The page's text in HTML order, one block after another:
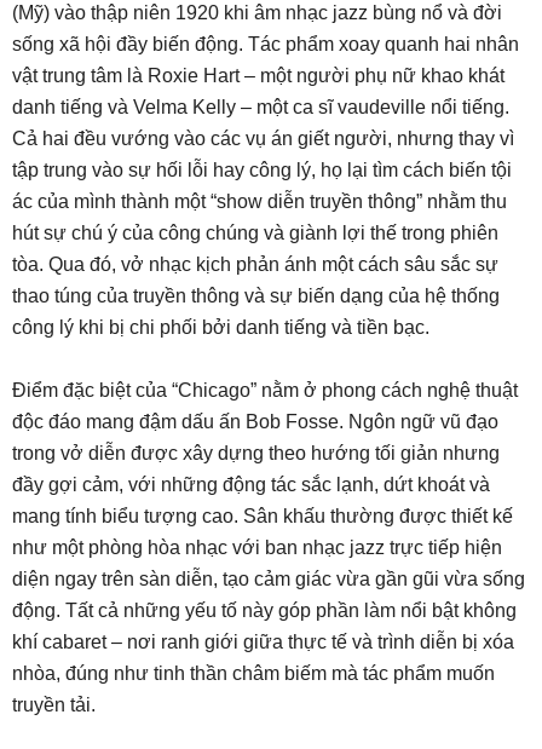
(Mỹ) vào thập niên 1920 khi âm nhạc jazz bùng nổ và đời
sống xã hội đầy biến động. Tác phẩm xoay quanh hai nhân
vật trung tâm là Roxie Hart – một người phụ nữ khao khát
danh tiếng và Velma Kelly – một ca sĩ vaudeville nổi tiếng.
Cả hai đều vướng vào các vụ án giết người, nhưng thay vì
tập trung vào sự hối lỗi hay công lý, họ lại tìm cách biến tội
ác của mình thành một “show diễn truyền thông” nhằm thu
hút sự chú ý của công chúng và giành lợi thế trong phiên
tòa. Qua đó, vở nhạc kịch phản ánh một cách sâu sắc sự
thao túng của truyền thông và sự biến dạng của hệ thống
công lý khi bị chi phối bởi danh tiếng và tiền bạc.
Điểm đặc biệt của “Chicago” nằm ở phong cách nghệ thuật
độc đáo mang đậm dấu ấn Bob Fosse. Ngôn ngữ vũ đạo
trong vở diễn được xây dựng theo hướng tối giản nhưng
đầy gợi cảm, với những động tác sắc lạnh, dứt khoát và
mang tính biểu tượng cao. Sân khấu thường được thiết kế
như một phòng hòa nhạc với ban nhạc jazz trực tiếp hiện
diện ngay trên sàn diễn, tạo cảm giác vừa gần gũi vừa sống
động. Tất cả những yếu tố này góp phần làm nổi bật không
khí cabaret – nơi ranh giới giữa thực tế và trình diễn bị xóa
nhòa, đúng như tinh thần châm biếm mà tác phẩm muốn
truyền tải.